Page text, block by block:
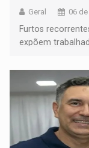
Geral 06
Furtos
expõem